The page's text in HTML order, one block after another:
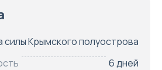
силы Крымского полуострова
6 дней